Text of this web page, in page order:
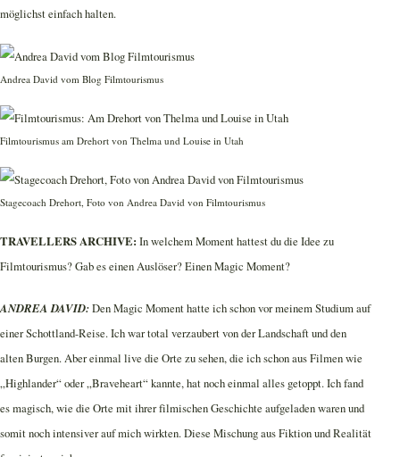
möglichst einfach halten.
Andrea David vom Blog Filmtourismus
Filmtourismus am Drehort von Thelma und Louise in Utah
Stagecoach Drehort, Foto von Andrea David von Filmtourismus
TRAVELLERS ARCHIVE: In welchem Moment hattest du die Idee zu
Filmtourismus? Gab es einen Auslöser? Einen Magic Moment?
ANDREA DAVID:Den Magic Moment hatte ich schon vor meinem Studium auf
einer Schottland-Reise. Ich war total verzaubert von der Landschaft und den
alten Burgen. Aber einmal live die Orte zu sehen, die ich schon aus Filmen wie
„Highlander“ oder „Braveheart“ kannte, hat noch einmal alles getoppt. Ich fand
es magisch, wie die Orte mit ihrer filmischen Geschichte aufgeladen waren und
somit noch intensiver auf mich wirkten. Diese Mischung aus Fiktion und Realität